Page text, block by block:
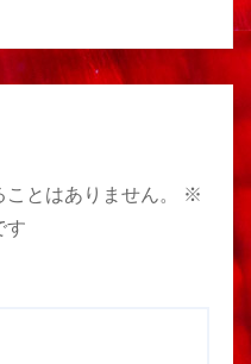
とはありません。
※
す